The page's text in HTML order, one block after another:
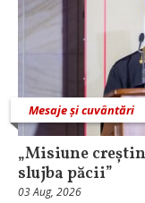
Mesaje și cuvântări
„Misiune
slujba păcii”
03 Aug, 2026